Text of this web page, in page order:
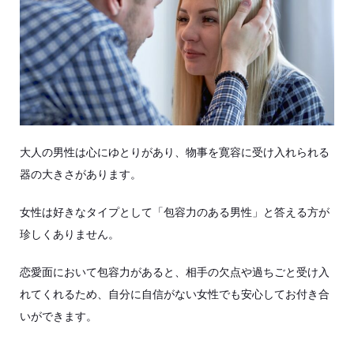
大人の男性は心にゆとりがあり、物事を寛容に受け入れられる
器の大きさがあります。
女性は好きなタイプとして「包容力のある男性」と答える方が
珍しくありません。
恋愛面において包容力があると、相手の欠点や過ちごと受け入
れてくれるため、自分に自信がない女性でも安心してお付き合
いができます。